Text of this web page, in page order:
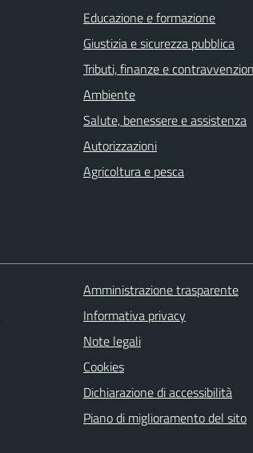
Educazione e formazione
Giustizia e sicurezza pubblica
Tributi, finanze e
Ambiente
Salute, benessere e assistenza
Autorizzazioni
Agricoltura e pesca
Amministrazione trasparente
Informativa privacy
Note legali
Cookies
Dichiarazione di accessibilità
Piano di miglioramento del sito